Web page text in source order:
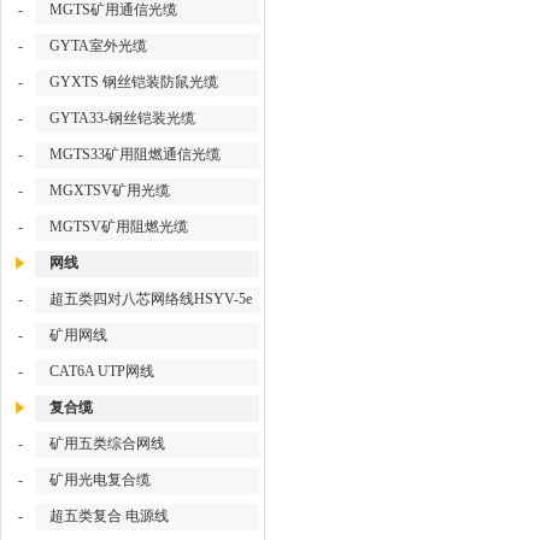
- MGTS矿用通信光缆
- GYTA室外光缆
- GYXTS 钢丝铠装防鼠光缆
- GYTA33-钢丝铠装光缆
- MGTS33矿用阻燃通信光缆
- MGXTSV矿用光缆
- MGTSV矿用阻燃光缆
网线
- 超五类四对八芯网络线HSYV-5e
- 矿用网线
- CAT6A UTP网线
复合缆
- 矿用五类综合网线
- 矿用光电复合缆
- 超五类复合 电源线